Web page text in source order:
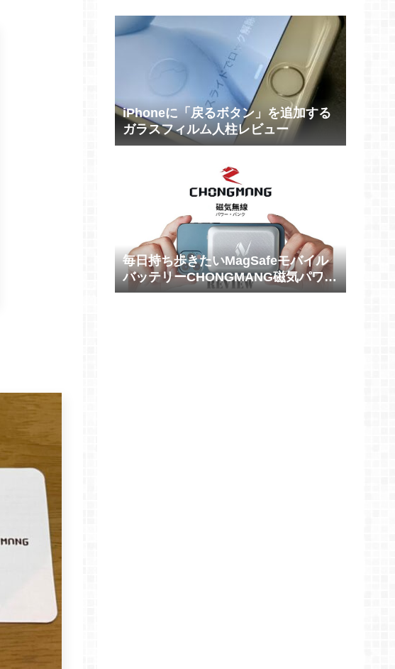
iPhoneに「戻るボタン」を追加する
ガラスフィルム人柱レビュー
毎日持ち歩きたいMagSafeモバイル
バッテリーCHONGMANG磁気パワー
バンク